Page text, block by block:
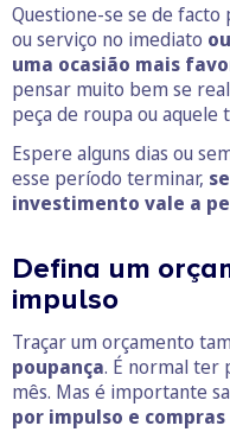
Questione-se se de
ou serviço no imediato
uma ocasião mais
pensar muito bem se
peça de roupa ou
Espere alguns dias ou
esse período terminar,
investimento vale a
Defina um
impulso
Traçar um orçamento
poupança. É normal ter
mês. Mas é importante
por impulso e